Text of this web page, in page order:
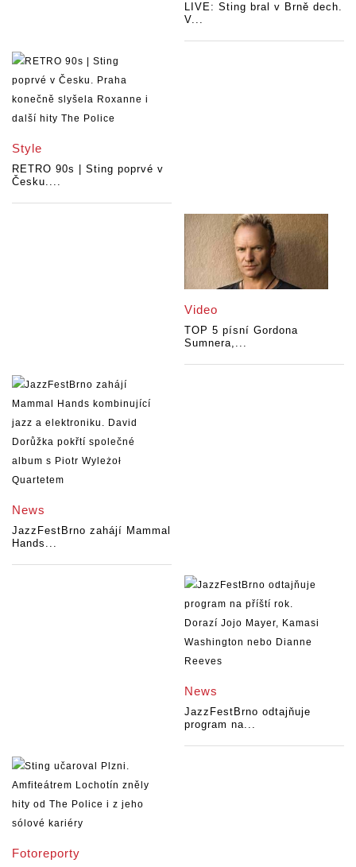
LIVE: Sting bral v Brně dech.
V...
Style
RETRO 90s | Sting poprvé v
Česku....
Video
TOP 5 písní Gordona
Sumnera,...
News
JazzFestBrno zahájí Mammal
Hands...
News
JazzFestBrno odtajňuje
program na...
Fotoreporty